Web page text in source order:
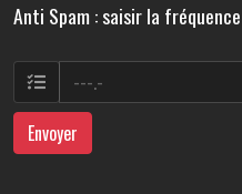
Anti Spam : saisir la
Envoyer